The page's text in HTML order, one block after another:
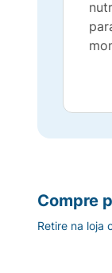
Compre
Retire na loja